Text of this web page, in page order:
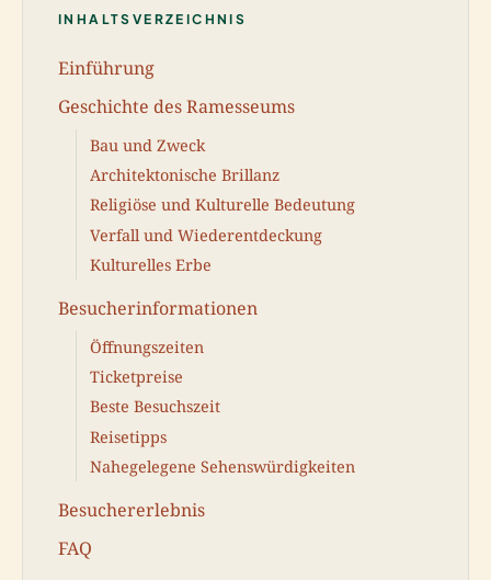
INHALTSVERZEICHNIS
Einführung
Geschichte des Ramesseums
Bau und Zweck
Architektonische Brillanz
Religiöse und Kulturelle Bedeutung
Verfall und Wiederentdeckung
Kulturelles Erbe
Besucherinformationen
Öffnungszeiten
Ticketpreise
Beste Besuchszeit
Reisetipps
Nahegelegene Sehenswürdigkeiten
Besuchererlebnis
FAQ